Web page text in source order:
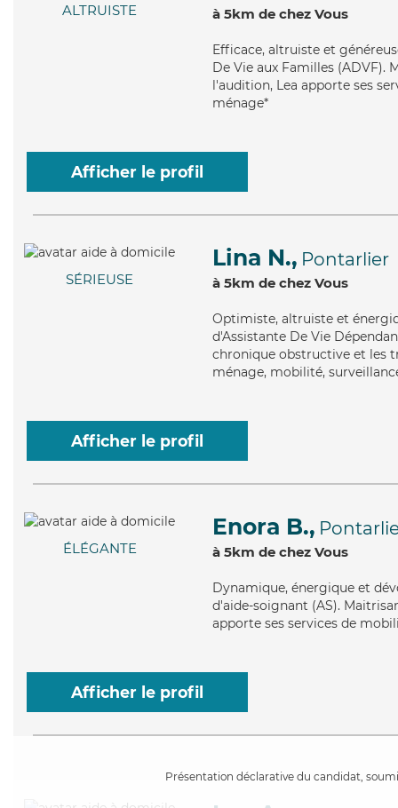
ALTRUISTE à 5km de chez Vous
Efficace, altruiste et
De Vie aux Familles
l'audition, Lea apporte ses
ménage*
Afficher le profil
SÉRIEUSE
Lina N., Pontarlier
à 5km de chez Vous
Optimiste, altruiste et
d'Assistante De Vie
chronique obstructive et les
ménage, mobilité,
Afficher le profil
ÉLÉGANTE
Enora B.,
à 5km de chez Vous
Dynamique, énergique et
d'aide-soignant (AS).
apporte ses services de
Afficher le profil
Présentation déclarative du candidat,